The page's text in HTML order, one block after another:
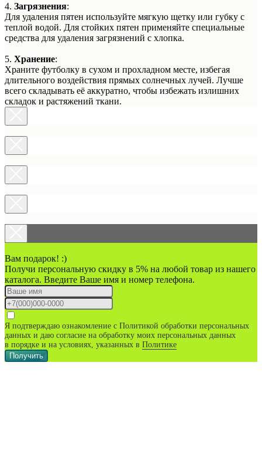
4. Загрязнения:
Для удаления пятен используйте мягкую щетку или губку с
теплой водой. Для стойких пятен применяйте специальные
средства для удаления загрязнений с хлопка.
5. Хранение:
Храните футболку в сухом и прохладном месте, избегая
длительного воздействия прямых солнечных лучей. Лучше
всего складывать её аккуратно, чтобы избежать излишних
складок и растяжений ткани.
Вам подарок! :)
Получи персональную скидку в 5% на любой товар из нашего
каталога. Введите Ваше имя и номер телефона.
Я подтверждаю ознакомление с Политикой обработки персональных
данных и даю согласие на обработку моих персональных данных
в порядке и на условиях, указанных в Политике
Получить